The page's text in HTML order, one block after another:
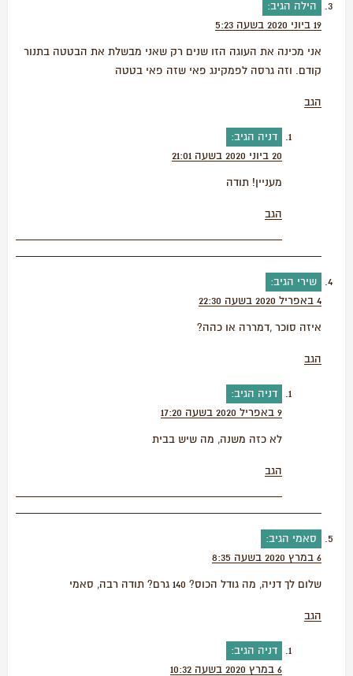
הילה הגיב:
19 ביוני 2020 בשעה 5:23
אני מכינה את העוגה הזו שנים רק שאני מבשלת את הבטטה בתנור
קודם. וזה גרסה לפמקינג פאי שזה פאי בטטה
הגב
דניה הגיב:
20 ביוני 2020 בשעה 21:01
מעניין! תודה
הגב
שירי הגיב:
4 באפריל 2020 בשעה 22:30
איזה סוכר ,דמררה או כהה?
הגב
דניה הגיב:
9 באפריל 2020 בשעה 17:20
לא כזה משנה, מה שיש בבית
הגב
סאמי הגיב:
6 במרץ 2020 בשעה 8:35
שלום לך דניה, מה גודל הכוס? 140 גרם? תודה רבה, סאמי
הגב
דניה הגיב:
6 במרץ 2020 בשעה 10:32